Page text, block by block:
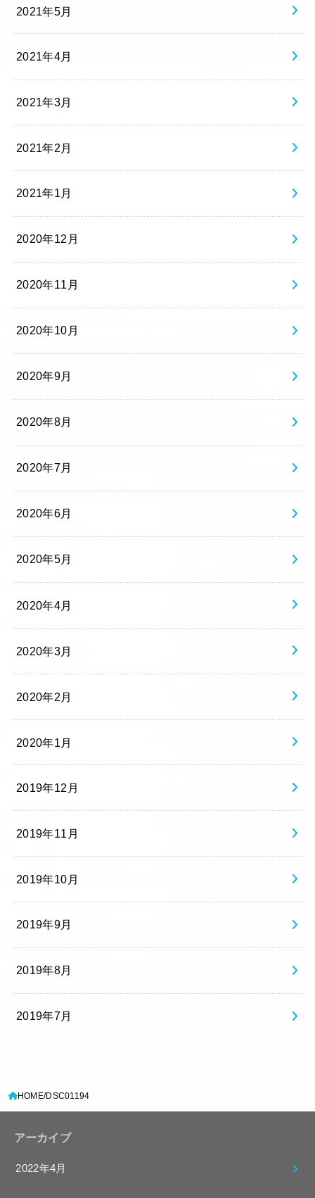
2021年5月
2021年4月
2021年3月
2021年2月
2021年1月
2020年12月
2020年11月
2020年10月
2020年9月
2020年8月
2020年7月
2020年6月
2020年5月
2020年4月
2020年3月
2020年2月
2020年1月
2019年12月
2019年11月
2019年10月
2019年9月
2019年8月
2019年7月
HOME DSC01194
アーカイブ
2022年4月